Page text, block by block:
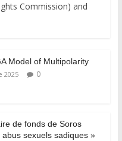
Commission) and
Model of Multipolarity
2025 0
de fonds de Soros
sexuels sadiques »